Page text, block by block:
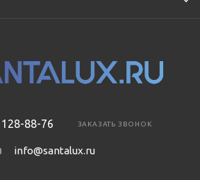
88-76 ЗАКАЗАТЬ ЗВОНОК
info@santalux.ru